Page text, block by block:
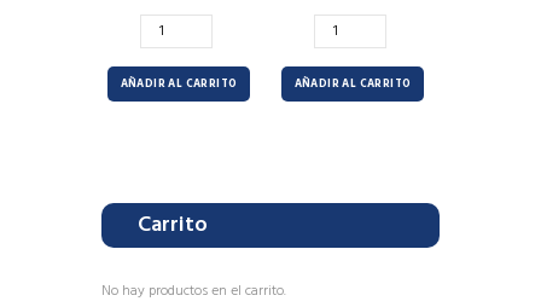
PAQUETE
CASETONES
DE
12
(64
unidades)
cantidad
AÑADIR AL CARRITO
PAQUETE
CASETONES
DE
15
(48
cantidad
AÑADIR AL CARRITO
Carrito
No hay productos en el carrito.